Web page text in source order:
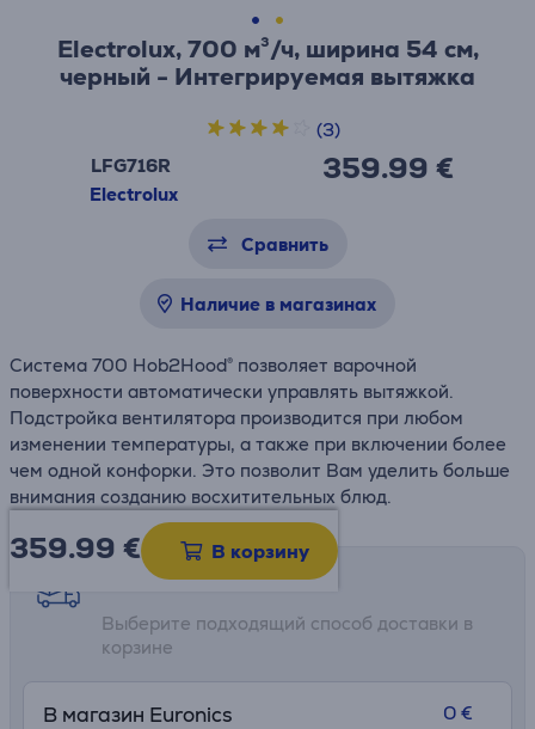
Electrolux, 700 м³/ч, ширина 54 см,
черный - Интегрируемая вытяжка
LFG716R
Electrolux
359.99 €
(3)
Сравнить
Наличие в магазинах
Система 700 Hob2Hood® позволяет варочной
поверхности автоматически управлять вытяжкой.
Подстройка вентилятора производится при любом
изменении температуры, а также при включении более
чем одной конфорки. Это позволит Вам уделить больше
внимания созданию восхитительных блюд.
359.99 € В корзину
Возможности доставки
Выберите подходящий способ доставки в
корзине
В магазин Euronics
0 €